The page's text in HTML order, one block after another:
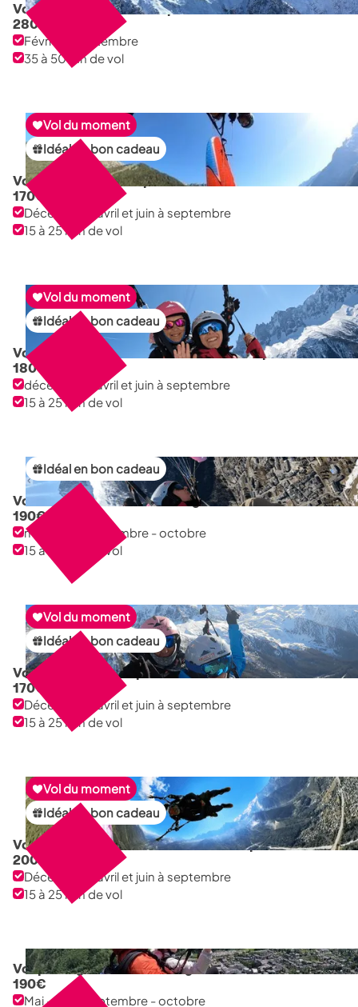
Vol long-courrier à Planpraz
280€
Février à septembre
35 à 50 mn de vol
Vol du moment
Idéal en bon cadeau
Vol sensation à Planpraz Brévent
170€
Décembre à avril et juin à septembre
15 à 25 min de vol
Vol du moment
Idéal en bon cadeau
Vol découverte avec une femme championne
180€
décembre à avril et juin à septembre
15 à 25 min de vol
Idéal en bon cadeau
Vol sensation au Plan de l'aiguille
190€
mai - juin - septembre - octobre
15 à 25 min de vol
Vol du moment
Idéal en bon cadeau
Vol pilotage à Planpraz Brévent
170€
Décembre à avril et juin à septembre
15 à 25 min de vol
Vol du moment
Idéal en bon cadeau
Vol sensation avec une femme championne
200€
Décembre à avril et juin à septembre
15 à 25 min de vol
Vol pilotage au Plan de l'aiguille
190€
Mai - juin - septembre - octobre